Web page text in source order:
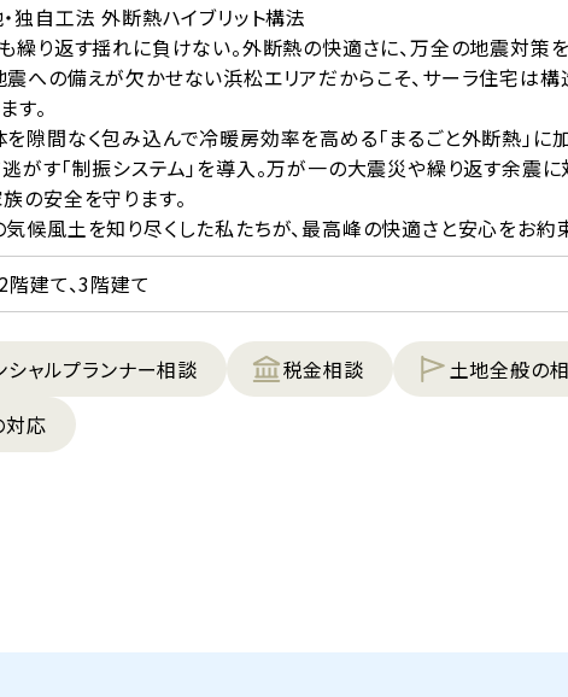
独自工法 外断熱ハイブリット構法
繰り返す揺れに負けない。外断熱の快適さに、万全の地震対策を
への備えが欠かせない浜松エリアだからこそ、サーラ住宅は
す。
隙間なく包み込んで冷暖房効率を高める「まるごと外断熱」に
がす「制振システム」を導入。万が一の大震災や繰り返す余震
の安全を守ります。
候風土を知り尽くした私たちが、最高峰の快適さと安心をお約
階建て、3階建て
シャルプランナー相談 税金相談
土地全般の
対応